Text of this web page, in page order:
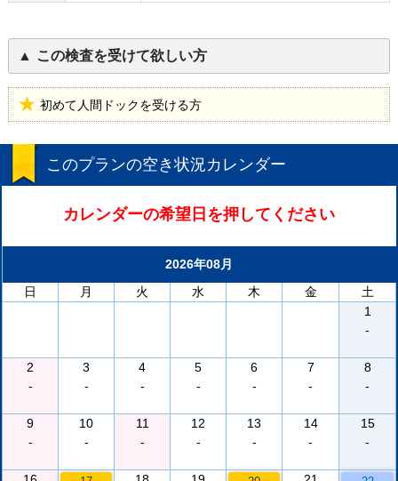
この検査を受けて欲しい方
初めて人間ドックを受ける方
このプランの空き状況カレンダー
カレンダーの希望日を押してください
2026年08月
日
月 火 水 木 金
土
1
-
2
-
3
-
4
-
5
-
6
-
7
-
8
-
9
-
10
-
11
-
12
-
13
-
14
-
15
-